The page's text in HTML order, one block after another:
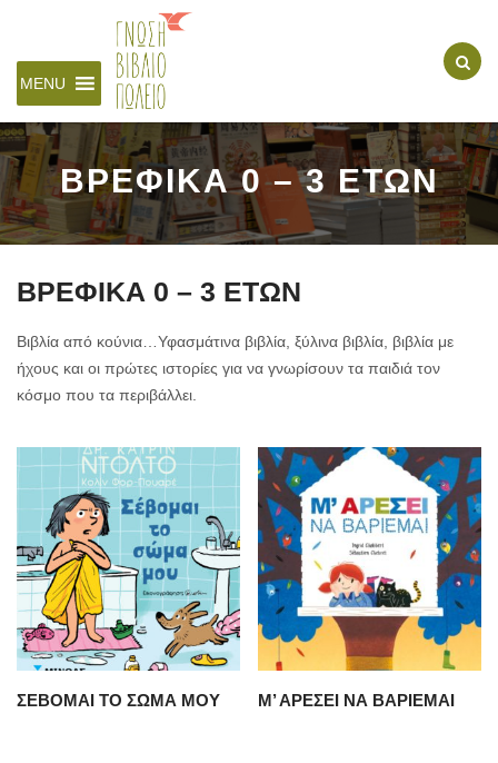
MENU
ΒΡΕΦΙΚΑ 0 – 3 ΕΤΩΝ
ΒΡΕΦΙΚΑ 0 – 3 ΕΤΩΝ
Βιβλία από κούνια…Υφασμάτινα βιβλία, ξύλινα βιβλία, βιβλία με
ήχους και οι πρώτες ιστορίες για να γνωρίσουν τα παιδιά τον
κόσμο που τα περιβάλλει.
ΣΕΒΟΜΑΙ ΤΟ ΣΩΜΑ ΜΟΥ Μ’ ΑΡΕΣΕΙ ΝΑ ΒΑΡΙΕΜΑΙ